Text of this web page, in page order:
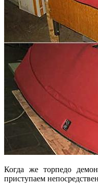
Когда же торпедо
приступаем